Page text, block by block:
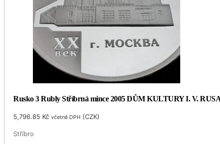
Rusko 3 Rubly Stříbrná mince 2005 DŮM KULTURY I. V.
5,796.85 Kč včetně DPH (CZK)
Stříbro